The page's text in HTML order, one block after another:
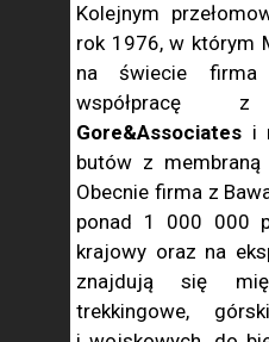
Kolejnym
rok 1976, w którym
na świecie firma
Gore&Associates i
butów z membraną
Obecnie firma z
ponad 1 000 000
krajowy oraz na
znajdują się
trekkingowe,